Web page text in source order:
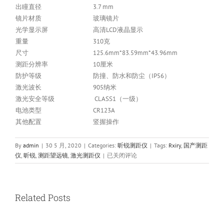
出瞳直径
3.7 mm
镜片材质
玻璃镜片
光学显示屏
高清LCD液晶显示
重量
310克
尺寸
125.6mm*83.59mm*43.96mm
测距分辨率
10厘米
防护等级
防撞、防水和防尘（IP56）
激光波长
905纳米
激光安全等级
CLASS1（一级）
电池类型
CR123A
其他配置
竖握操作
By admin | 30 5 月, 2020 | Categories: 昕锐测距仪 | Tags: Rxiry, 国产测距
仪 昕锐 测距望远镜 激光测距仪 | Rxiry
昕
已关闭评论
Related Posts